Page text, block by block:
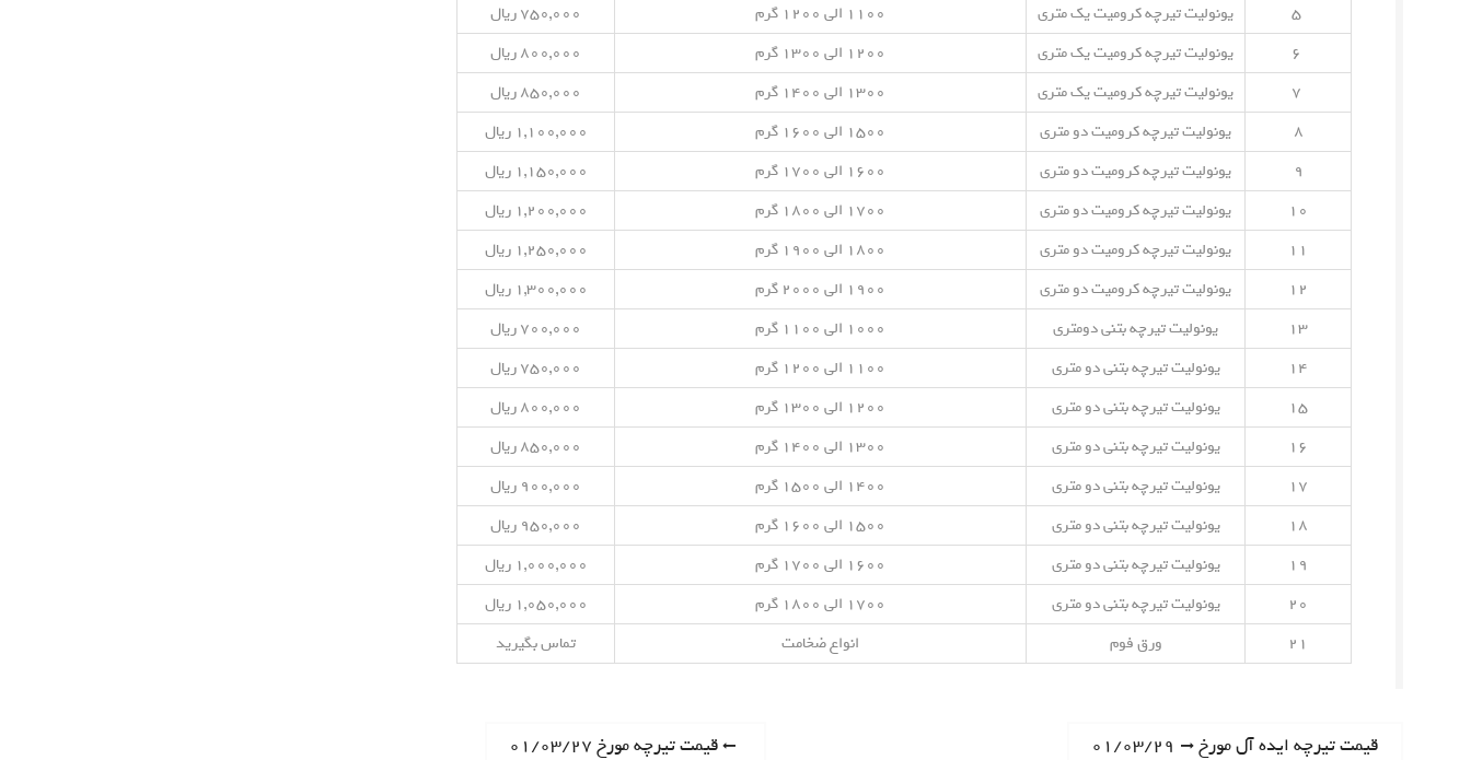
یونولیت تیرچه کرومیت یک متری ۱۱۰۰ الی ۱۲۰۰ گرم
۷۵۰,۰۰۰ ریال
یونولیت تیرچه کرومیت یک متری ۱۲۰۰ الی ۱۳۰۰ گرم
۸۰۰,۰۰۰ ریال
یونولیت تیرچه کرومیت یک متری ۱۳۰۰ الی ۱۴۰۰ گرم
۸۵۰,۰۰۰ ریال
۸
یونولیت تیرچه کرومیت دو متری ۱۵۰۰ الی ۱۶۰۰ گرم
۱,۱۰۰,۰۰۰ ریال
۹
یونولیت تیرچه کرومیت دو متری ۱۶۰۰ الی ۱۷۰۰ گرم
۱,۱۵۰,۰۰۰ ریال
۱۰
یونولیت تیرچه کرومیت دو متری ۱۷۰۰ الی ۱۸۰۰ گرم
۱,۲۰۰,۰۰۰ ریال
۱۱
یونولیت تیرچه کرومیت دو متری ۱۸۰۰ الی ۱۹۰۰ گرم
۱,۲۵۰,۰۰۰ ریال
۱۲
یونولیت تیرچه کرومیت دو متری ۱۹۰۰ الی ۲۰۰۰ گرم
۱,۳۰۰,۰۰۰ ریال
۱۳
یونولیت تیرچه بتنی دومتری ۱۰۰۰ الی ۱۱۰۰ گرم
۷۰۰,۰۰۰ ریال
۱۴
یونولیت تیرچه بتنی دو متری ۱۱۰۰ الی ۱۲۰۰ گرم
۷۵۰,۰۰۰ ریال
۱۵
یونولیت تیرچه بتنی دو متری ۱۲۰۰ الی ۱۳۰۰ گرم
۸۰۰,۰۰۰ ریال
۱۶
یونولیت تیرچه بتنی دو متری ۱۳۰۰ الی ۱۴۰۰ گرم
۸۵۰,۰۰۰ ریال
۱۷
یونولیت تیرچه بتنی دو متری ۱۴۰۰ الی ۱۵۰۰ گرم
۹۰۰,۰۰۰ ریال
۱۸
یونولیت تیرچه بتنی دو متری ۱۵۰۰ الی ۱۶۰۰ گرم
۹۵۰,۰۰۰ ریال
۱۹
یونولیت تیرچه بتنی دو متری ۱۶۰۰ الی ۱۷۰۰ گرم
۱,۰۰۰,۰۰۰ ریال
۲۰
یونولیت تیرچه بتنی دو متری ۱۷۰۰ الی ۱۸۰۰ گرم
۱,۰۵۰,۰۰۰ ریال
۲۱
ورق فوم انواع ضخامت تماس بگیرید
P
قیمت تیرچه مورخ ۰۱/۰۳/۲۷
N
قیمت تیرچه ایده آل مورخ ۰۱/۰۳/۲۹